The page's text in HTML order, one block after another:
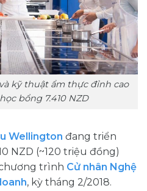
kỹ thuật ẩm thực đỉnh cao
bổng 7.410 NZD
Wellington đang triển
NZD (~120 triệu đồng)
trình Cử nhân Nghệ
, kỳ tháng 2/2018.